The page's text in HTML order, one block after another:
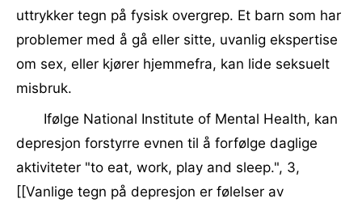
uttrykker tegn på fysisk overgrep. Et barn som har
problemer med å gå eller sitte, uvanlig ekspertise
om sex, eller kjører hjemmefra, kan lide seksuelt
misbruk.
Ifølge National Institute of Mental Health, kan
depresjon forstyrre evnen til å forfølge daglige
aktiviteter "to eat, work, play and sleep.", 3,
[[Vanlige tegn på depresjon er følelser av